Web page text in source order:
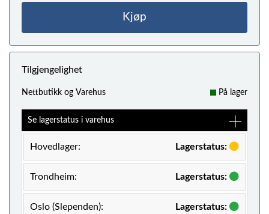
Kjøp
Tilgjengelighet
Nettbutikk og Varehus På lager
Se lagerstatus i varehus
Hovedlager: Lagerstatus:
Trondheim: Lagerstatus:
Oslo (Slependen): Lagerstatus: